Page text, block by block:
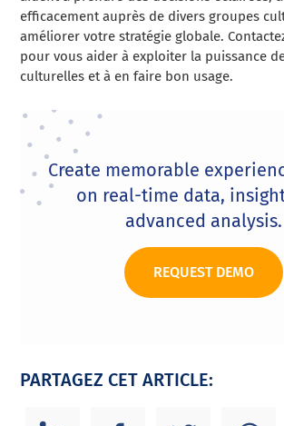
efficacement auprès de divers groupes
améliorer votre stratégie globale.
pour vous aider à exploiter la puissance
culturelles et à en faire bon usage.
Create memorable
on real-time data,
advanced analysis.
REQUEST DEMO
PARTAGEZ CET ARTICLE: